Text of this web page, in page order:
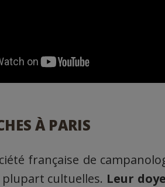
À PARIS
française de
cultuelles. Leur